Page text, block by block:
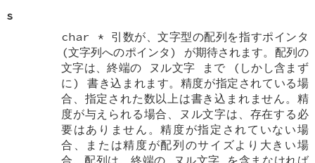
s
char * 引数が、文字型の配列を指すポインタ
(文字列へのポインタ) が期待されます。配列の
文字は、終端の
ヌル文字 まで (しかし含まず
に) 書き込まれます。精度が指定されている場
合、指定された数以上は書き込まれません。精
度が与えられる場合、ヌル文字は、存在する必
要はありません。精度が指定されていない場
合、または精度が配列のサイズより大きい場